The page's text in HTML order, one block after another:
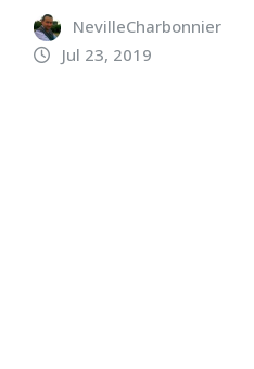
NevilleCharbonnier
Jul 23, 2019